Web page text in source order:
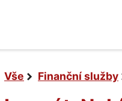
Vše Finanční služby